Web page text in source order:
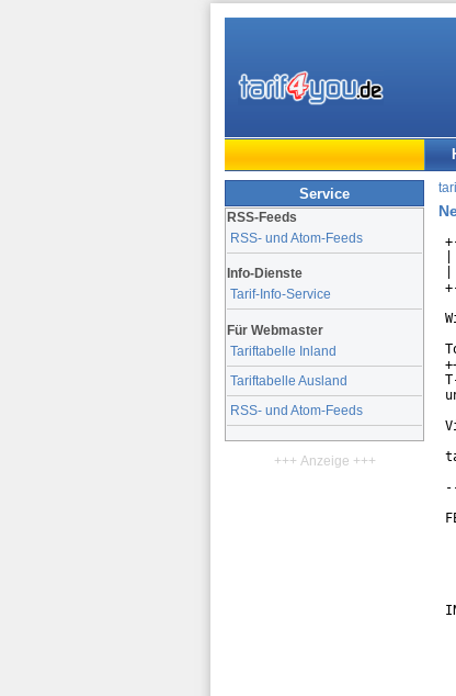
Service
RSS-Feeds
RSS- und Atom-Feeds
Info-Dienste
Tarif-Info-Service
Für Webmaster
Tariftabelle Inland
Tariftabelle Ausland
RSS- und Atom-Feeds
+++ Anzeige +++